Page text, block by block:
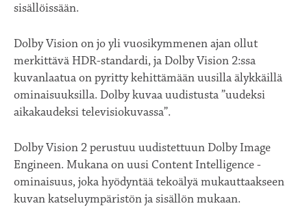
sisällöissään.
Dolby Vision on jo yli vuosikymmenen ajan ollut
merkittävä HDR-standardi, ja Dolby Vision 2:ssa
kuvanlaatua on pyritty kehittämään uusilla älykkäillä
ominaisuuksilla. Dolby kuvaa uudistusta ”uudeksi
aikakaudeksi televisiokuvassa”.
Dolby Vision 2 perustuu uudistettuun Dolby Image
Engineen. Mukana on uusi Content Intelligence -
ominaisuus, joka hyödyntää tekoälyä mukauttaakseen
kuvan katseluympäristön ja sisällön mukaan.